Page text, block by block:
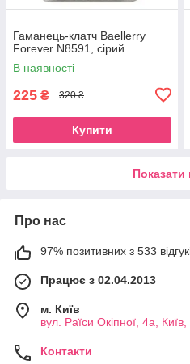
Гаманець-клатч Baellerry
Forever N8591, сірий
В наявності
225 ₴ 320 ₴
Купити
Показати
Про нас
97% позитивних з 533
Працює з 02.04.2013
м. Київ
вул. Раїси Окіпної, 4а, Київ,
Контакти